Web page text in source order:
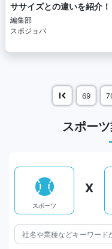
ササイズとの違いを紹介！
編集部
スポジョバ
69
スポー
スポーツ
X